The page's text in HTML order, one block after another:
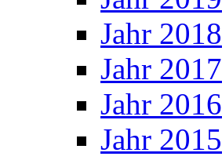
Jahr 2018
Jahr 2017
Jahr 2016
Jahr 2015